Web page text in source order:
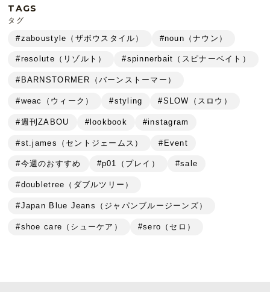
TAGS
タグ
#zaboustyle（ザボウスタイル） #noun（ナウン）
#resolute（リゾルト） #spinnerbait（スピナーベイト）
#BARNSTORMER（バーンストーマー）
#weac（ウィーク） #styling #SLOW（スロウ）
#週刊ZABOU #lookbook #instagram
#st.james（セントジェームス） #Event
#今週のおすすめ #p01（プレイ） #sale
#doubletree（ダブルツリー）
#Japan Blue Jeans（ジャパンブルージーンズ）
#shoe care（シューケア） #sero（セロ）